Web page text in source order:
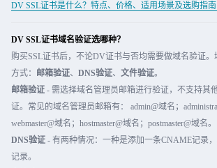
DV SSL证书是什么？特点、价格、适用场景及选购指南
DV SSL证书域名验证选哪种？
购买SSL证书后，不论DV证书与否均需要做域名验证
方式：
邮箱验证、 DNS验证、 文件验证。
邮箱验证 - 需选择域名管理员邮箱进行验证，不支持其
证。常见的域名管理员邮箱有： admin@域名；
webmaster@域名；hostmaster@域名；postmaster@域名。
DNS验证 - 有两种情况：一种是添加一条CNAME记录
记录。